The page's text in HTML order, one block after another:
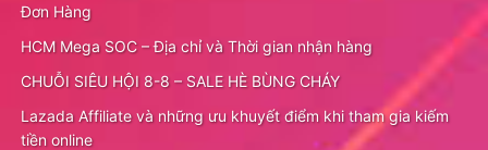
Đơn Hàng
HCM Mega SOC – Địa chỉ và Thời gian nhận hàng
CHUỖI SIÊU HỘI 8-8 – SALE HÈ BÙNG CHÁY
Lazada Affiliate và những ưu khuyết điểm khi tham gia kiếm
tiền online